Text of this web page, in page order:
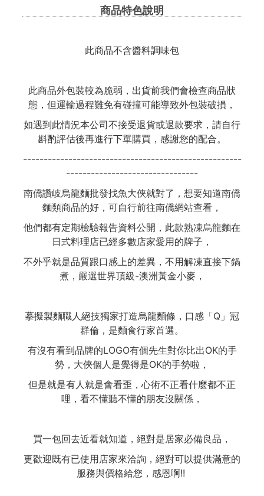
商品特色說明
此商品不含醬料調味包
此商品外包裝較為脆弱，出貨前我們會檢查商品狀
態，但運輸過程難免有碰撞可能導致外包裝破損，
如遇到此情況本公司不接受退貨或退款要求，請自行
斟酌評估後再進行下單購買，感謝您的配合。
-----------------------------------------------------
--------------------------------
南僑讚岐烏龍麵批發找魚大俠就對了，想要知道南僑
麵類商品的好，可自行前往南僑網站查看，
他們都有定期檢驗報告資料公開，此款熟凍烏龍麵在
日式料理店已經多數店家愛用的牌子，
不外乎就是品質跟口感上的差異，不用解凍直接下鍋
煮，嚴選世界頂級-澳洲黃金小麥，
摹擬製麵職人絕技獨家打造烏龍麵條，口感「Q」冠
群倫，是麵食行家首選。
有沒有看到品牌的LOGO有個先生對你比出OK的手
勢，大俠個人是覺得是OK的手勢啦，
但是就是有人就是會看歪，心術不正看什麼都不正
哩，看不懂聽不懂的朋友沒關係，
買一包回去近看就知道，絕對是居家必備良品，
更歡迎既有已使用店家來洽詢，絕對可以提供滿意的
服務與價格給您，感恩啊!!